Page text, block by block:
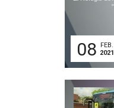
08
FEB.
2021